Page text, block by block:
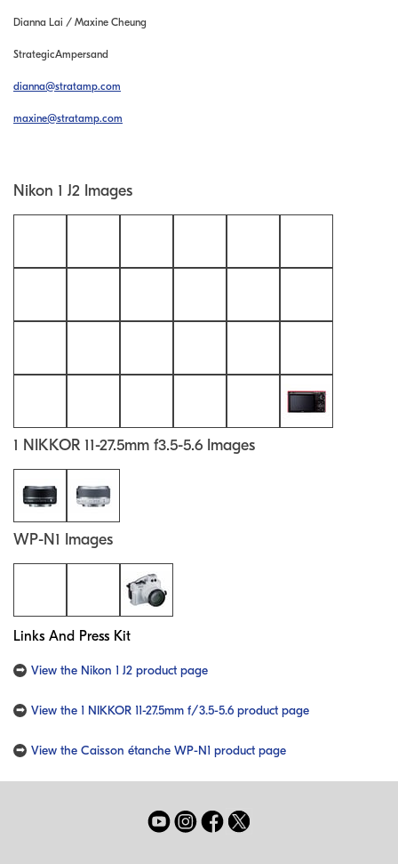
Dianna Lai / Maxine Cheung
StrategicAmpersand
dianna@stratamp.com
maxine@stratamp.com
Nikon 1 J2 Images
1 NIKKOR 11-27.5mm f3.5-5.6 Images
WP-N1 Images
Links And Press Kit
View the Nikon 1 J2 product page
View the 1 NIKKOR 11-27.5mm f/3.5-5.6 product page
View the Caisson étanche WP-N1 product page